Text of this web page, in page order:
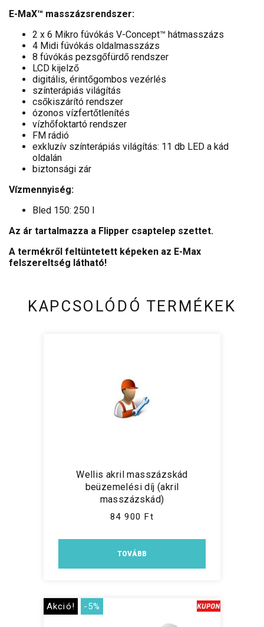
E-MaX™ masszázsrendszer:
2 x 6 Mikro fúvókás V-Concept™ hátmasszázs
4 Midi fúvókás oldalmasszázs
8 fúvókás pezsgőfürdő rendszer
LCD kijelző
digitális, érintőgombos vezérlés
színterápiás világítás
csőkiszárító rendszer
ózonos vízfertőtlenítés
vízhőfoktartó rendszer
FM rádió
exkluzív színterápiás világítás: 11 db LED a kád
oldalán
biztonsági zár
Vízmennyiség:
Bled 150: 250 l
Az ár tartalmazza a Flipper csaptelep szettet.
A termékről feltüntetett képeken az E-Max
felszereltség látható!
KAPCSOLÓDÓ TERMÉKEK
Wellis akril masszázskád
beüzemelési díj (akril
masszázskád)
84 900 Ft
TOVÁBB
Akció! -5%